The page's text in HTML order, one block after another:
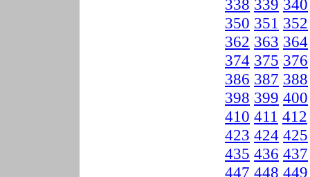
338 339 340
350 351 352
362 363 364
374 375 376
386 387 388
398 399 400
410 411 412
423 424 425
435 436 437
447 448 449